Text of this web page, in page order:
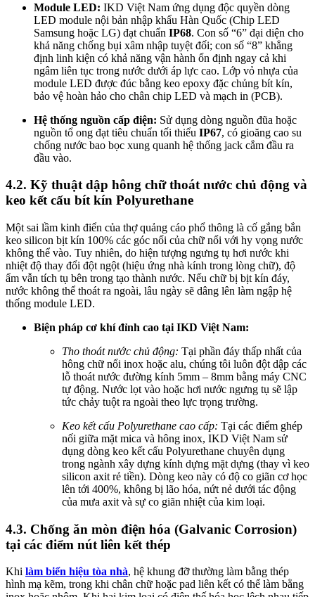
Module LED: IKD Việt Nam ứng dụng độc quyền dòng
LED module nội bản nhập khẩu Hàn Quốc (Chip LED
Samsung hoặc LG) đạt chuẩn IP68. Con số “6” đại diện cho
khả năng chống bụi xâm nhập tuyệt đối; con số “8” khẳng
định linh kiện có khả năng vận hành ổn định ngay cả khi
ngâm liên tục trong nước dưới áp lực cao. Lớp vỏ nhựa của
module LED được đúc bằng keo epoxy đặc chủng bít kín,
bảo vệ hoàn hảo cho chân chip LED và mạch in (PCB).
Hệ thống nguồn cấp điện: Sử dụng dòng nguồn đũa hoặc
nguồn tổ ong đạt tiêu chuẩn tối thiểu IP67, có gioăng cao su
chống nước bao bọc xung quanh hệ thống jack cắm đầu ra
đầu vào.
4.2. Kỹ thuật dập hông chữ thoát nước chủ động và
keo kết cấu bít kín Polyurethane
Một sai lầm kinh điển của thợ quảng cáo phổ thông là cố gắng bắn
keo silicon bịt kín 100% các góc nối của chữ nổi với hy vọng nước
không thể vào. Tuy nhiên, do hiện tượng ngưng tụ hơi nước khi
nhiệt độ thay đổi đột ngột (hiệu ứng nhà kính trong lòng chữ), độ
ẩm vẫn tích tụ bên trong tạo thành nước. Nếu chữ bị bịt kín đáy,
nước không thể thoát ra ngoài, lâu ngày sẽ dâng lên làm ngập hệ
thống module LED.
Biện pháp cơ khí đỉnh cao tại IKD Việt Nam:
Tho thoát nước chủ động: Tại phần đáy thấp nhất của
hông chữ nổi inox hoặc alu, chúng tôi luôn đột dập các
lỗ thoát nước đường kính 5mm – 8mm bằng máy CNC
tự động. Nước lọt vào hoặc hơi nước ngưng tụ sẽ lập
tức chảy tuột ra ngoài theo lực trọng trường.
Keo kết cấu Polyurethane cao cấp: Tại các điểm ghép
nối giữa mặt mica và hông inox, IKD Việt Nam sử
dụng dòng keo kết cấu Polyurethane chuyên dụng
trong ngành xây dựng kính dựng mặt dựng (thay vì keo
silicon axit rẻ tiền). Dòng keo này có độ co giãn cơ học
lên tới 400%, không bị lão hóa, nứt nẻ dưới tác động
của mưa axit và sự co giãn nhiệt của kim loại.
4.3. Chống ăn mòn điện hóa (Galvanic Corrosion)
tại các điểm nút liên kết thép
Khi làm biển hiệu tòa nhà, hệ khung đỡ thường làm bằng thép
hình mạ kẽm, trong khi chân chữ hoặc pad liên kết có thể làm bằng